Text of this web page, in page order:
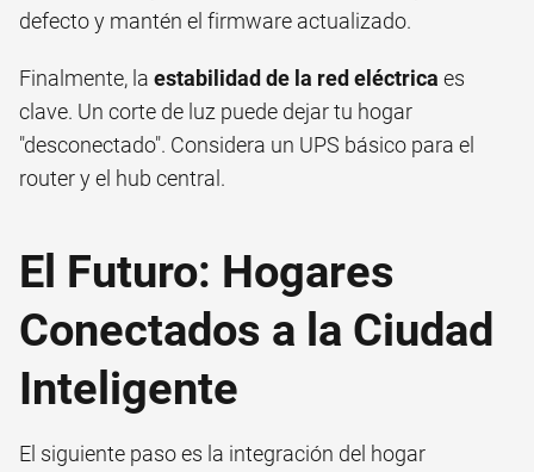
defecto y mantén el firmware actualizado.
Finalmente, la estabilidad de la red eléctrica es
clave. Un corte de luz puede dejar tu hogar
"desconectado". Considera un UPS básico para el
router y el hub central.
El Futuro: Hogares
Conectados a la Ciudad
Inteligente
El siguiente paso es la integración del hogar